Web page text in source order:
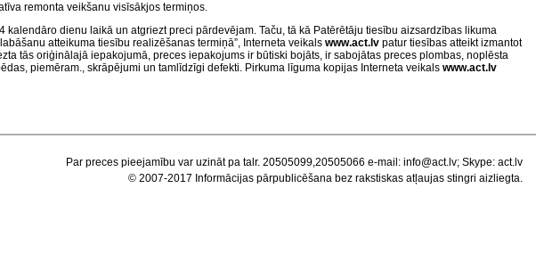
remonta veikšanu visīsākjos termiņos.
dienu laikā un atgriezt preci pārdevējam. Taču, tā kā Patērētāju tiesību aizsardzības likuma
atteikuma tiesību realizēšanas termiņā”, Interneta veikals www.act.lv patur tiesības atteikt izmantot
tās oriģinālajā iepakojumā, preces iepakojums ir būtiski bojāts, ir sabojātas preces plombas, noplēsta
piemēram., skrāpējumi un tamlīdzīgi defekti. Pirkuma līguma kopijas Interneta veikals www.act.lv
Par preces pieejamību var uzināt pa talr. 20505099,20505066 e-mail: info@act.lv; Skype: act.lv
© 2007-2017 Informācijas pārpublicēšana bez rakstiskas atļaujas stingri aizliegta.